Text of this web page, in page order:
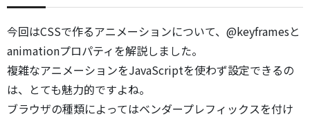
今回はCSSで作るアニメーションについて、@keyframesと
animationプロパティを解説しました。
複雑なアニメーションをJavaScriptを使わず設定できるの
は、とても魅力的ですよね。
ブラウザの種類によってはベンダープレフィックスを付け